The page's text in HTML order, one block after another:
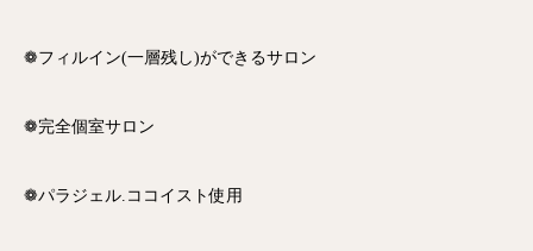
❁フィルイン(一層残し)ができるサロン
❁完全個室サロン
❁パラジェル.ココイスト使用